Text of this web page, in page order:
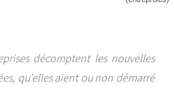
décomptent les nouvelles
qu’elles aient ou non démarré